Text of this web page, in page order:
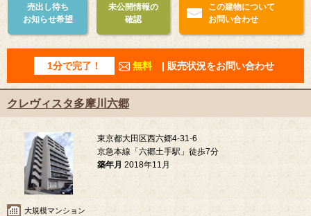
売出し待ち
お知らせ希望
未公開情報の
確認
この建物について
お問い合わせ
1分で完了！ 無料 | 販売状況をお問い合わせ
クレヴィスタ多摩川六郷
東京都大田区西六郷4-31-6
京急本線「六郷土手駅」徒歩7分
築年月 2018年11月
大規模マンション